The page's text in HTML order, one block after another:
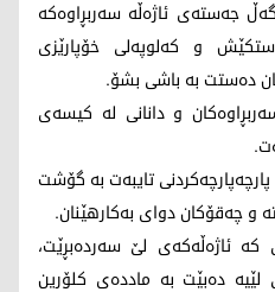
جەستەی ئاژەڵە سەربڕاوەکە
و کەلوپەلی خۆپارێزی
دەستت بە باشی بشۆ.
و دانانی لە کیسەی
تایبەت بە گۆشت
و چەقۆکان دوای بەکارهێنان.
ئاژەڵەکەی لێ سەردەبڕێت،
لێیە دەبێت بە ماددەی کلۆرین